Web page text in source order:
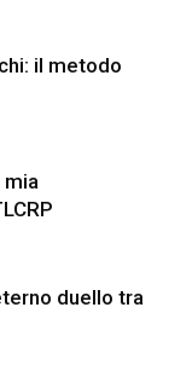
il metodo
mia
duello tra